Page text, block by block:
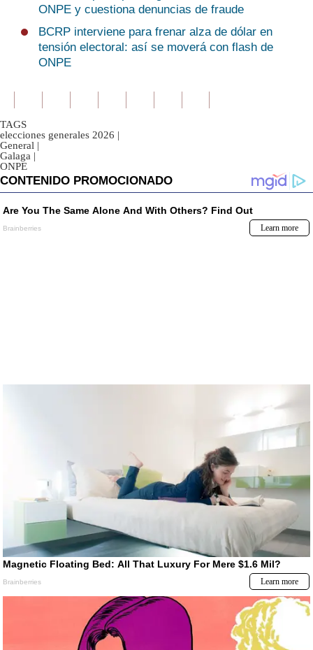
ONPE y cuestiona denuncias de fraude
BCRP interviene para frenar alza de dólar en
tensión electoral: así se moverá con flash de
ONPE
TAGS
elecciones generales 2026 |
General |
Galaga |
ONPE